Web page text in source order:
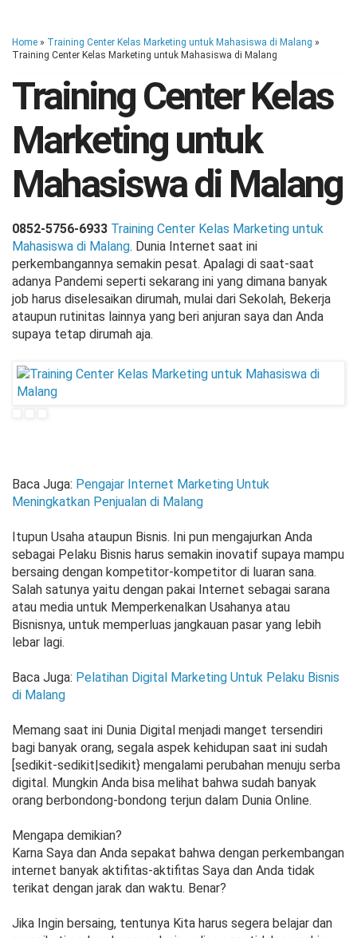
Home » Training Center Kelas Marketing untuk Mahasiswa di Malang »
Training Center Kelas Marketing untuk Mahasiswa di Malang
Training Center Kelas
Marketing untuk
Mahasiswa di Malang
0852-5756-6933 Training Center Kelas Marketing untuk
Mahasiswa di Malang. Dunia Internet saat ini
perkembangannya semakin pesat. Apalagi di saat-saat
adanya Pandemi seperti sekarang ini yang dimana banyak
job harus diselesaikan dirumah, mulai dari Sekolah, Bekerja
ataupun rutinitas lainnya yang beri anjuran saya dan Anda
supaya tetap dirumah aja.
Baca Juga: Pengajar Internet Marketing Untuk
Meningkatkan Penjualan di Malang
Itupun Usaha ataupun Bisnis. Ini pun mengajurkan Anda
sebagai Pelaku Bisnis harus semakin inovatif supaya mampu
bersaing dengan kompetitor-kompetitor di luaran sana.
Salah satunya yaitu dengan pakai Internet sebagai sarana
atau media untuk Memperkenalkan Usahanya atau
Bisnisnya, untuk memperluas jangkauan pasar yang lebih
lebar lagi.
Baca Juga: Pelatihan Digital Marketing Untuk Pelaku Bisnis
di Malang
Memang saat ini Dunia Digital menjadi manget tersendiri
bagi banyak orang, segala aspek kehidupan saat ini sudah
[sedikit-sedikit|sedikit} mengalami perubahan menuju serba
digital. Mungkin Anda bisa melihat bahwa sudah banyak
orang berbondong-bondong terjun dalam Dunia Online.
Mengapa demikian?
Karna Saya dan Anda sepakat bahwa dengan perkembangan
internet banyak aktifitas-aktifitas Saya dan Anda tidak
terikat dengan jarak dan waktu. Benar?
Jika Ingin bersaing, tentunya Kita harus segera belajar dan